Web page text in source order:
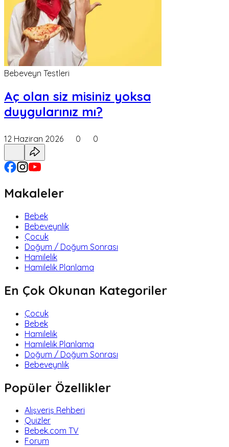
Bebeveyn Testleri
Aç olan siz misiniz yoksa
duygularınız mı?
12 Haziran 2026 0 0
Makaleler
Bebek
Bebeveynlik
Çocuk
Doğum / Doğum Sonrası
Hamilelik
Hamilelik Planlama
En Çok Okunan Kategoriler
Çocuk
Bebek
Hamilelik
Hamilelik Planlama
Doğum / Doğum Sonrası
Bebeveynlik
Popüler Özellikler
Alışveriş Rehberi
Quizler
Bebek.com TV
Forum